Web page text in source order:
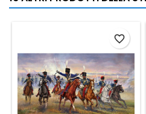
favorite_border